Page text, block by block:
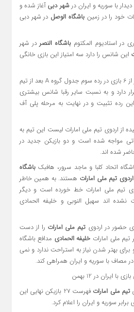
با سوریه و ایران درشهر دبی آغاز شده و
خود را در زمین باشگاه الوصل در شهر دبی
در استادیوم المکتوم باشگاه النصردر شهر
این شانس را دارد سه امتیاز این بازی خانگی
هم اکنون با 6 امتیاز از 6 بازی در رده سوم جدول گروه A بعد از تیم
دارد و به نسبت سایر رقبا شانس بیشتری
رده تثبیت و در نهایت به مرحله پلی آف
از اردوی تیم ملی امارات لیست این تیم به
مواجه شده است و دو بازیکن جدید در
شده اند.
اتحاد کلبا و ماجد سرور، هافبکباشگاه
اردوی تیم ملی امارات هستند. به همین خاطر
تیم ملی امارات خط خورده است و دیگر
نشده اند سهیل النوبی و خلیفه الحمادی
حضور در اردوی تیم ملی امارات را از دست
ملی امارات خلیفه الحمادی مدافع باشگاه
بهتر شدن نیاز به استراحت ندارد و نمی
مصاف با سوریه و ایران همراهی کند.
ایران در 12 بهمن
تیم ملی امارات
فهرست 27 بازیکن نهایی این
سوریه و ایران را اعلام کرد.